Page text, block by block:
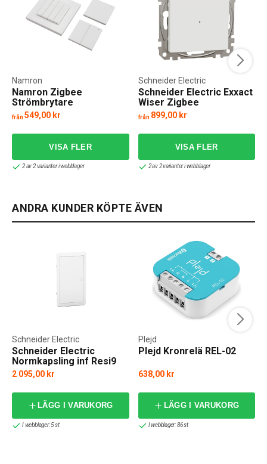
Namron Zigbee
Strömbrytare
Namron
från549,00 kr
2 av 2 varianter i webblager
Schneider Electric Exxact
Wiser Zigbee
Tryckdimmer
Schneider Electric
från 899,00 kr
2 av 2 varianter i webblager
ANDRA KUNDER KÖPTE ÄVEN
Schneider Electric
Normkapsling inf Resi9
KV 3x1
Schneider Electric
2 095,00 kr
LÄGG I VARUKORG
I webblager: 5 st
Plejd Kronrelä REL-02
Plejd
638,00 kr
LÄGG I VARUKORG
I webblager: 86 st